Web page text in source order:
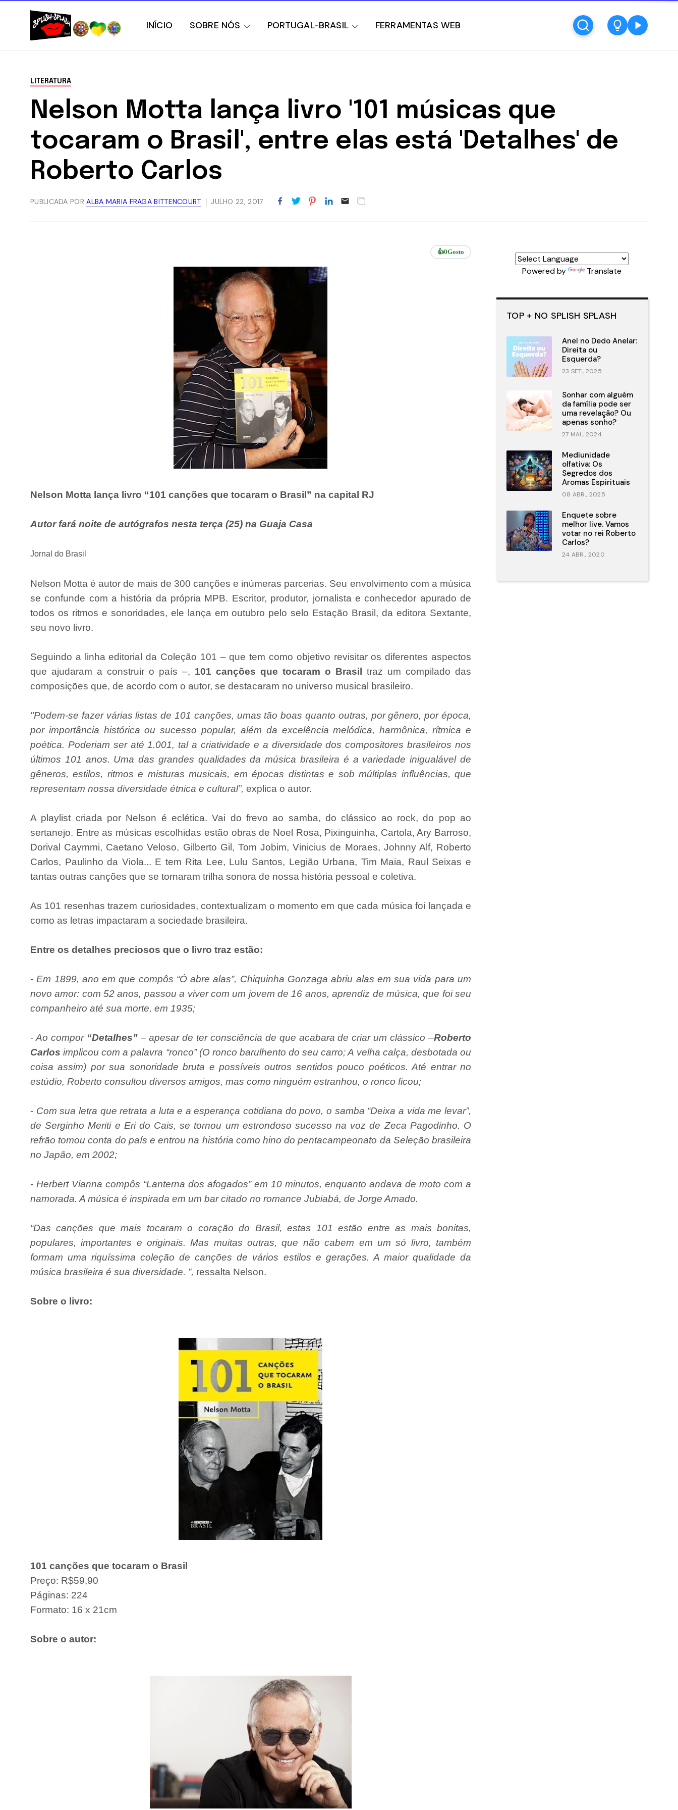
INÍCIO SOBRE NÓS PORTUGAL-BRASIL FERRAMENTAS WEB
LITERATURA
Nelson Motta lança livro '101 músicas que
tocaram o Brasil', entre elas está 'Detalhes' de
Roberto Carlos
PUBLICADA PORALBA MARIA FRAGA BITTENCOURT JULHO 22, 2017
👍0Gosto
Nelson Motta lança livro “101 canções que tocaram o Brasil” na capital RJ
Autor fará noite de autógrafos nesta terça (25) na Guaja Casa
Jornal do Brasil
Nelson Motta é autor de mais de 300 canções e inúmeras parcerias. Seu envolvimento com a música
se confunde com a história da própria MPB. Escritor, produtor, jornalista e conhecedor apurado de
todos os ritmos e sonoridades, ele lança em outubro pelo selo Estação Brasil, da editora Sextante,
seu novo livro.
Seguindo a linha editorial da Coleção 101 – que tem como objetivo revisitar os diferentes aspectos
que ajudaram a construir o país –, 101 canções que tocaram o Brasil traz um compilado das
composições que, de acordo com o autor, se destacaram no universo musical brasileiro.
"Podem-se fazer várias listas de 101 canções, umas tão boas quanto outras, por gênero, por época,
por importância histórica ou sucesso popular, além da excelência melódica, harmônica, rítmica e
poética. Poderiam ser até 1.001, tal a criatividade e a diversidade dos compositores brasileiros nos
últimos 101 anos. Uma das grandes qualidades da música brasileira é a variedade inigualável de
gêneros, estilos, ritmos e misturas musicais, em épocas distintas e sob múltiplas influências, que
representam nossa diversidade étnica e cultural”, explica o autor.
A playlist criada por Nelson é eclética. Vai do frevo ao samba, do clássico ao rock, do pop ao
sertanejo. Entre as músicas escolhidas estão obras de Noel Rosa, Pixinguinha, Cartola, Ary Barroso,
Dorival Caymmi, Caetano Veloso, Gilberto Gil, Tom Jobim, Vinicius de Moraes, Johnny Alf, Roberto
Carlos, Paulinho da Viola... E tem Rita Lee, Lulu Santos, Legião Urbana, Tim Maia, Raul Seixas e
tantas outras canções que se tornaram trilha sonora de nossa história pessoal e coletiva.
As 101 resenhas trazem curiosidades, contextualizam o momento em que cada música foi lançada e
como as letras impactaram a sociedade brasileira.
Entre os detalhes preciosos que o livro traz estão:
- Em 1899, ano em que compôs “Ó abre alas”, Chiquinha Gonzaga abriu alas em sua vida para um
novo amor: com 52 anos, passou a viver com um jovem de 16 anos, aprendiz de música, que foi seu
companheiro até sua morte, em 1935;
- Ao compor“Detalhes” – apesar de ter consciência de que acabara de criar um clássico –Roberto
Carlos implicou com a palavra “ronco” (O ronco barulhento do seu carro; A velha calça, desbotada ou
coisa assim) por sua sonoridade bruta e possíveis outros sentidos pouco poéticos. Até entrar no
estúdio, Roberto consultou diversos amigos, mas como ninguém estranhou, o ronco ficou;
- Com sua letra que retrata a luta e a esperança cotidiana do povo, o samba “Deixa a vida me levar”,
de Serginho Meriti e Eri do Cais, se tornou um estrondoso sucesso na voz de Zeca Pagodinho. O
refrão tomou conta do país e entrou na história como hino do pentacampeonato da Seleção brasileira
no Japão, em 2002;
- Herbert Vianna compôs “Lanterna dos afogados” em 10 minutos, enquanto andava de moto com a
namorada. A música é inspirada em um bar citado no romance Jubiabá, de Jorge Amado.
“Das canções que mais tocaram o coração do Brasil, estas 101 estão entre as mais bonitas,
populares, importantes e originais. Mas muitas outras, que não cabem em um só livro, também
formam uma riquíssima coleção de canções de vários estilos e gerações. A maior qualidade da
música brasileira é sua diversidade. ”, ressalta Nelson.
Sobre o livro:
101 canções que tocaram o Brasil
Preço: R$59,90
Páginas: 224
Formato: 16 x 21cm
Sobre o autor:
Powered by Translate
TOP + NO SPLISH SPLASH
Anel no Dedo Anelar:
Direita ou
Esquerda?
23 SET., 2025
Sonhar com alguém
da família pode ser
uma revelação? Ou
apenas sonho?
27 MAI., 2024
Mediunidade
olfativa: Os
Segredos dos
Aromas Espirituais
08 ABR., 2025
Enquete sobre
melhor live. Vamos
votar no rei Roberto
Carlos?
24 ABR., 2020